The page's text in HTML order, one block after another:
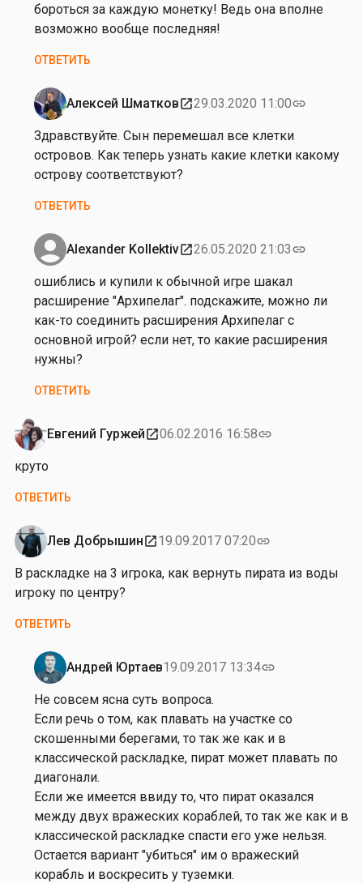
бороться за каждую монетку! Ведь она вполне
возможно вообще последняя!
ОТВЕТИТЬ
Алексей Шматковopen_in_new29.03.2020 11:00link
Ответ
на
от
Н
т
ш
к
а
С
а
в
ч
е
к
о
Здравствуйте. Сын перемешал все клетки
островов. Как теперь узнать какие клетки какому
острову соответствуют?
ОТВЕТИТЬ
Alexander Kollektivopen_in_new26.05.2020 21:03link
Ответ
на
от
Н
а
т
ш
а
С
а
в
е
н
к
о
ошиблись и купили к обычной игре шакал
расширение "Архипелаг". подскажите, можно ли
как-то соединить расширения Архипелаг с
основной игрой? если нет, то какие расширения
нужны?
ОТВЕТИТЬ
Евгений Гуржейopen_in_new06.02.2016 16:58link
круто
ОТВЕТИТЬ
Лев Добрышинopen_in_new19.09.2017 07:20link
В раскладке на 3 игрока, как вернуть пирата из воды
игроку по центру?
ОТВЕТИТЬ
Андрей Юртаев19.09.2017 13:34link
Ответ
на
от
Л
е
в
Д
о
б
р
ы
Не совсем ясна суть вопроса.
Если речь о том, как плавать на участке со
скошенными берегами, то так же как и в
классической раскладке, пират может плавать по
диагонали.
Если же имеется ввиду то, что пират оказался
между двух вражеских кораблей, то так же как и в
классической раскладке спасти его уже нельзя.
Остается вариант "убиться" им о вражеский
корабль и воскресить у туземки.